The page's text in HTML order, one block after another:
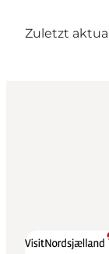
Zuletzt